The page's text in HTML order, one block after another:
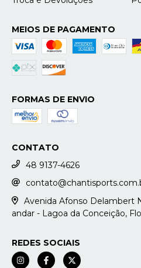
MEIOS DE PAGAMENTO
FORMAS DE ENVIO
CONTATO
48 9137-4626
Avenida Afonso Delambert
andar - Lagoa da Conceição,
REDES SOCIAIS